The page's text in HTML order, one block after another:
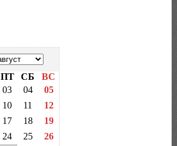
ПТ СБ
ВС
03 04
05
10 11
12
17 18
19
24 25
26